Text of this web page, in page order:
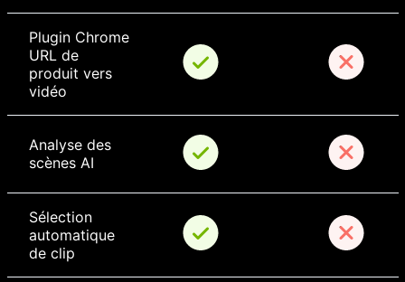
Plugin Chrome
URL de
produit vers
vidéo
Analyse des
scènes AI
Sélection
automatique
de clip